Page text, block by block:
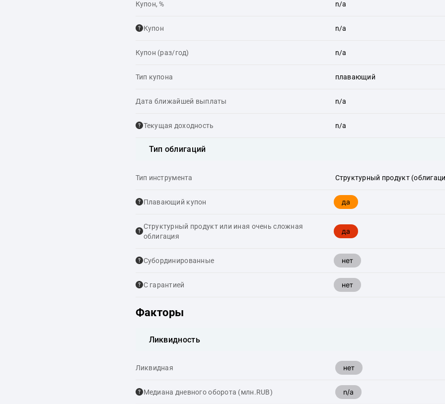
Купон, % n/a
Купон n/a
Купон (раз/год) n/a
Тип купона плавающий
Дата ближайшей выплаты n/a
Текущая доходность n/a
Тип облигаций
Тип инструмента Структурный продукт
Плавающий купон да
Структурный продукт или иная очень сложная
облигация
да
Cубординированные нет
С гарантией нет
Факторы
Ликвидность
Ликвидная нет
Медиана дневного оборота (млн.RUB) n/a